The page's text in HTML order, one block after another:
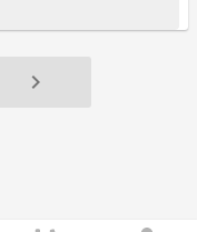
keyboard_arrow_right